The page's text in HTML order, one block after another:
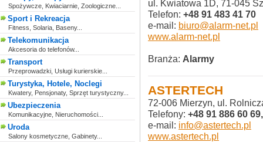
Spożywcze, Kwiaciarnie, Zoologiczne...
Sport i Rekreacja
Fitness, Solaria, Baseny...
Telekomunikacja
Akcesoria do telefonów...
Transport
Przeprowadzki, Usługi kurierskie...
Turystyka, Hotele, Noclegi
Kwatery, Pensjonaty, Sprzęt turystyczny...
Ubezpieczenia
Komunikacyjne, Nieruchomości...
Uroda
Salony kosmetyczne, Gabinety...
ul. Kwiatowa 1D, 71-045
Telefon: +48 91 483 41 70
e-mail: biuro@alarm-net.pl
www.alarm-net.pl
Branża: Alarmy
ASTERTECH
72-006 Mierzyn, ul.
Telefony: +48 91 886 60
e-mail: info@astertech.pl
www.astertech.pl